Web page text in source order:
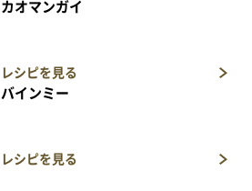
カオマンガイ
レシピを見る
バインミー
レシピを見る